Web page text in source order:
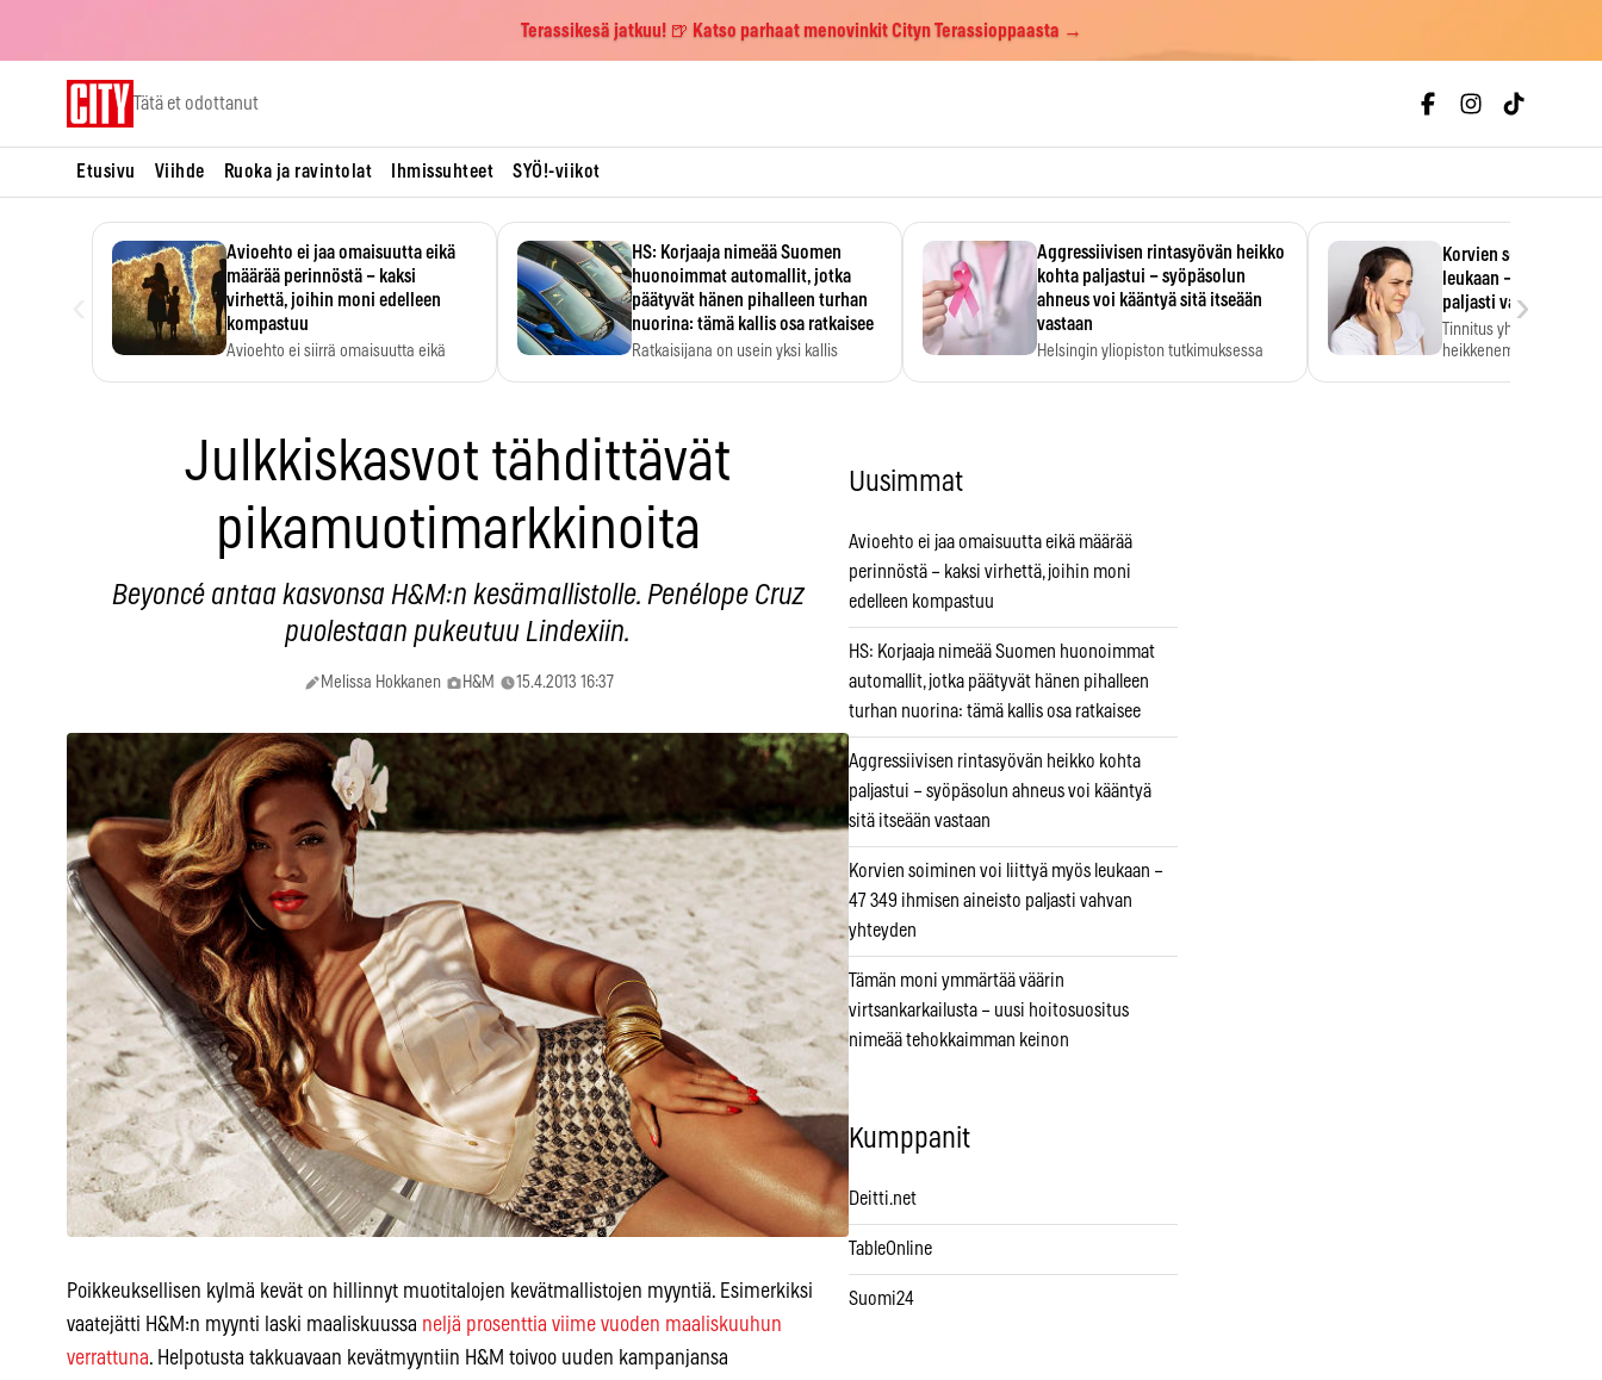
Terassikesä jatkuu! 🍺 Katso parhaat menovinkit Cityn Terassioppaasta →
Tätä et odottanut
Etusivu Viihde Ruoka ja ravintolat Ihmissuhteet SYÖ!-viikot
Avioehto ei jaa omaisuutta eikä
määrää perinnöstä – kaksi
virhettä, joihin moni edelleen
kompastuu
Avioehto ei siirrä omaisuutta eikä
HS: Korjaaja nimeää Suomen
huonoimmat automallit, jotka
päätyvät hänen pihalleen turhan
nuorina: tämä kallis osa ratkaisee
Ratkaisijana on usein yksi kallis
Aggressiivisen rintasyövän heikko
kohta paljastui – syöpäsolun
ahneus voi kääntyä sitä itseään
vastaan
Helsingin yliopiston tutkimuksessa
Korvien soiminen
leukaan – 47 349
paljasti vahvan
Tinnitus yhdistetään
heikkenemiseen.
›
Julkkiskasvot tähdittävät
pikamuotimarkkinoita
Beyoncé antaa kasvonsa H&M:n kesämallistolle. Penélope Cruz
puolestaan pukeutuu Lindexiin.
Melissa Hokkanen H&M 15.4.2013 16:37
Poikkeuksellisen kylmä kevät on hillinnyt muotitalojen kevätmallistojen myyntiä. Esimerkiksi
vaatejätti H&M:n myynti laski maaliskuussa neljä prosenttia viime vuoden maaliskuuhun
verrattuna. Helpotusta takkuavaan kevätmyyntiin H&M toivoo uuden kampanjansa
Uusimmat
Avioehto ei jaa omaisuutta eikä määrää
perinnöstä – kaksi virhettä, joihin moni
edelleen kompastuu
HS: Korjaaja nimeää Suomen huonoimmat
automallit, jotka päätyvät hänen pihalleen
turhan nuorina: tämä kallis osa ratkaisee
Aggressiivisen rintasyövän heikko kohta
paljastui – syöpäsolun ahneus voi kääntyä
sitä itseään vastaan
Korvien soiminen voi liittyä myös leukaan –
47 349 ihmisen aineisto paljasti vahvan
yhteyden
Tämän moni ymmärtää väärin
virtsankarkailusta – uusi hoitosuositus
nimeää tehokkaimman keinon
Kumppanit
Deitti.net
TableOnline
Suomi24